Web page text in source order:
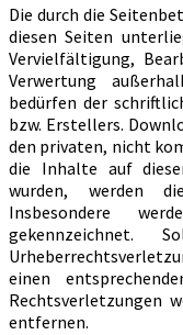
Die durch die
diesen Seiten
Vervielfältigung,
Verwertung
bedürfen der
bzw. Erstellers.
den privaten, nicht
die Inhalte auf
wurden, werden
Insbesondere
einen
Rechtsverletzungen
entfernen.